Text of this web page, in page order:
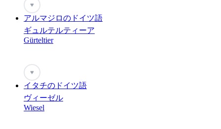
♥
アルマジロのドイツ語
ギュルテルティーア
Gürteltier
♥
イタチのドイツ語
ヴィーゼル
Wiesel